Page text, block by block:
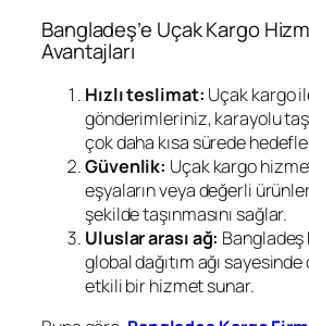
Bangladeş’e Uçak Kargo
Avantajları
Hızlı teslimat: Uçak kargo
gönderimleriniz, karayolu
çok daha kısa sürede
Güvenlik: Uçak kargo
eşyaların veya değerli
şekilde taşınmasını sağlar.
Uluslar arası ağ: Bangladeş
global dağıtım ağı
etkili bir hizmet sunar.